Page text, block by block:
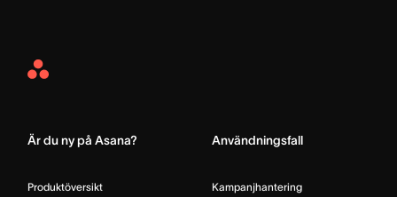
Asana
Är du ny på Asana?
Produktöversikt
Användningsfall
Kampanjhantering